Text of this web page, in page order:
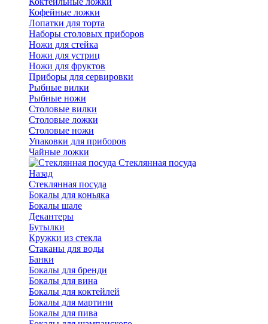
Кофейные ложки
Лопатки для торта
Наборы столовых приборов
Ножи для стейка
Ножи для устриц
Ножи для фруктов
Приборы для сервировки
Рыбные вилки
Рыбные ножи
Столовые вилки
Столовые ложки
Столовые ножи
Упаковки для приборов
Чайные ложки
Стеклянная посуда
Назад
Стеклянная посуда
Бокалы для коньяка
Бокалы шале
Декантеры
Бутылки
Кружки из стекла
Стаканы для воды
Банки
Бокалы для бренди
Бокалы для вина
Бокалы для коктейлей
Бокалы для мартини
Бокалы для пива